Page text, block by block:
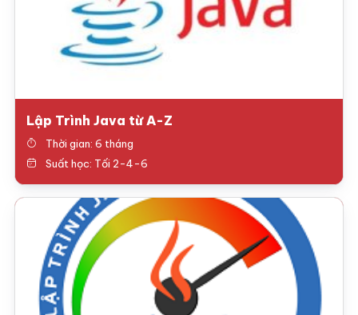
Lập Trình Java từ A-Z
Thời gian: 6 tháng
Suất học: Tối 2-4-6